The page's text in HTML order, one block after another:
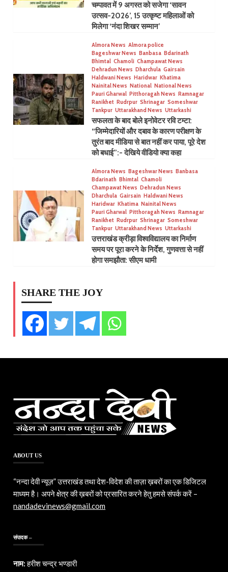
चम्पावत में 9 अगस्त को सजेगा ‘सावन
उत्सव-2026’, 15 उत्कृष्ट महिलाओं को
मिलेगा ‘नंदा शिखर सम्मान’
Almora News Almora police
Bageshwar News Banbasa Bdarinath
Bhimtal Chamoli Champawat News
Dehradun News Dharchula Gairsain
Haldwani News Haridwar Khatima
Nainital News National National News
Pauri Gharwal Pitthoragah News Ramnagar
Ranikhet Rudrpur Shrinagar Someshwar
Tankpur Uttarakhand News Uttarkashi
सफलता के बाद बोले इनोवेटर रवि टम्टा:
“जिम्मेदारियों और दबाव के कारण परीक्षण के
तुरंत बाद मीडिया से बात नहीं कर पाया, पूरे देश
को बधाई”:- देखिये वीडियो क्या कहा
Almora News Bageshwar News Banbasa
Bdarinath Bhimtal Chamoli
Champawat News Dehradun News
Dharchula Gairsain Haldwani News
Haridwar Khatima Nainital News
Pauri Gharwal Pitthoragah News Ramnagar
Ranikhet Rudrpur Shrinagar Someshwar
Tankpur Uttarakhand News Uttarkashi
उत्तराखंड क्रीड़ा विश्वविद्यालय का निर्माण
समय पर पूरा करने के निर्देश, गुणवत्ता से नहीं
होगा समझौता: सीएम धामी
SHARE THE JOY
ABOUT US
“नन्दा देवी न्यूज़” उत्तराखंड तथा देश-विदेश की ताज़ा ख़बरों का एक डिजिटल
माध्यम है। अपने क्षेत्र की ख़बरों को प्रसारित करने हेतु हमसे संपर्क करें –
nandadevinews@gmail.com
संपादक –
नाम:हरीश चन्द्र भण्डारी